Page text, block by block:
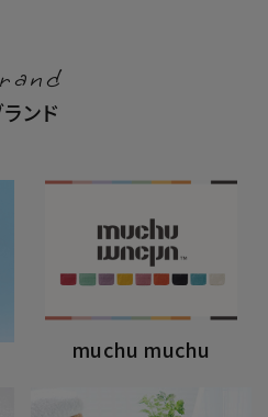
ンド
muchu muchu